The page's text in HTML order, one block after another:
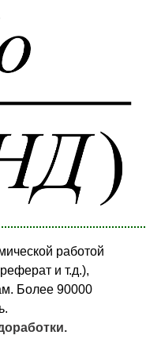
работой
и т.д.),
Более 90000